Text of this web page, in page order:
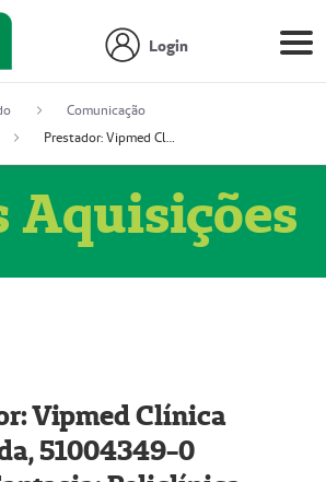
Login
Comunicação
Prestador: Vipmed Clínica Geral Ltda, 51004349-0 (Nome Fantasia: Policlínica Master)
Aquisições
Vipmed Clínica
51004349-0